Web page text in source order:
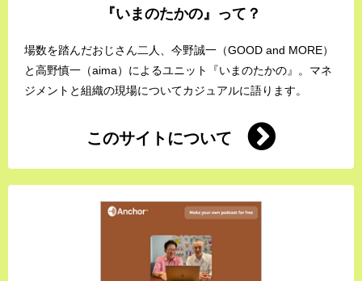
『いまのたかの』って？
場数を踏んだおじさん二人、今野誠一（GOOD and MORE）
と高野慎一（aima）によるユニット『いまのたかの』。マネ
ジメントと組織の現場についてカジュアルに語ります。
このサイトについて